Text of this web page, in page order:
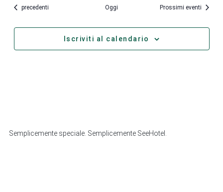
Eventi
precedenti Oggi Prossimi eventi
Iscriviti al calendario
Semplicemente speciale. Semplicemente SeeHotel.